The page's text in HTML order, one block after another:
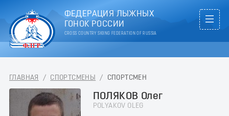
ФЕДЕРАЦИЯ ЛЫЖНЫХ
ГОНОК РОССИИ
CROSS COUNTRY SKIING FEDERATION OF RUSSIA
ГЛАВНАЯ / СПОРТСМЕНЫ / СПОРТСМЕН
ПОЛЯКОВ Олег
POLYAKOV OLEG